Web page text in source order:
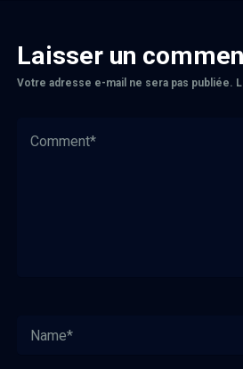
Laisser un
Votre adresse e-mail ne sera pas publiée.